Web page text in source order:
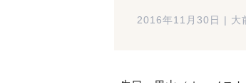
2016年11月30日 | 大